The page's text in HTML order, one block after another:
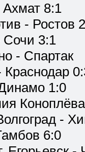
8:1
- Ростов
Сочи 3:1
- Спартак
Краснодар
1:0
-
6:0